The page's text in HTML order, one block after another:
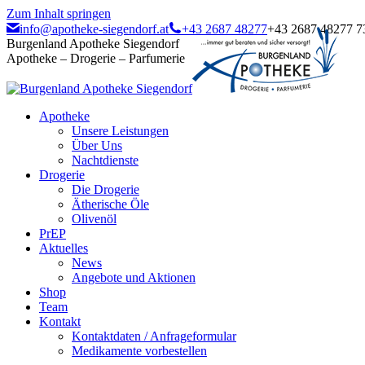
Zum Inhalt springen
info@apotheke-siegendorf.at
+43 2687 48277+43 2687 48277
Burgenland Apotheke Siegendorf
Apotheke – Drogerie – Parfumerie
Apotheke
Unsere Leistungen
Über Uns
Nachtdienste
Drogerie
Die Drogerie
Ätherische Öle
Olivenöl
PrEP
Aktuelles
News
Angebote und Aktionen
Shop
Team
Kontakt
Kontaktdaten / Anfrageformular
Medikamente vorbestellen